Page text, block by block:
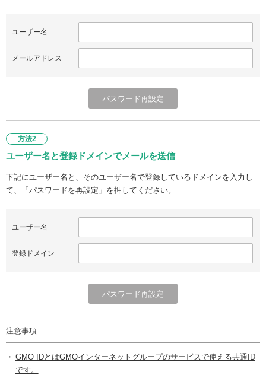
ユーザー名
メールアドレス
方法2
ユーザー名と登録ドメインでメールを送信
下記にユーザー名と、そのユーザー名で登録しているドメインを入力し
て、「パスワードを再設定」を押してください。
ユーザー名
登録ドメイン
注意事項
GMO IDとはGMOインターネットグループのサービスで使える共通ID
です。